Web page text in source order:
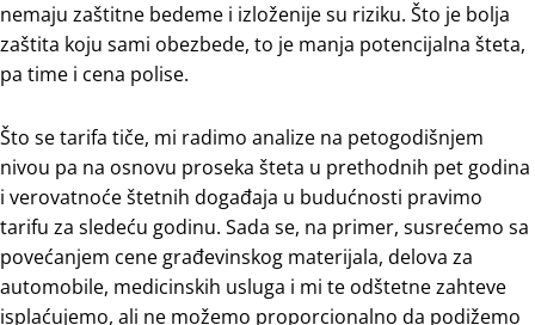
nemaju zaštitne bedeme i izloženije su riziku. Što je bolja
zaštita koju sami obezbede, to je manja potencijalna šteta,
pa time i cena polise.
Što se tarifa tiče, mi radimo analize na petogodišnjem
nivou pa na osnovu proseka šteta u prethodnih pet godina
i verovatnoće štetnih događaja u budućnosti pravimo
tarifu za sledeću godinu. Sada se, na primer, susrećemo sa
povećanjem cene građevinskog materijala, delova za
automobile, medicinskih usluga i mi te odštetne zahteve
isplaćujemo, ali ne možemo proporcionalno da podižemo